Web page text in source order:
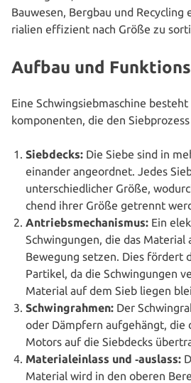
Bauwesen, Bergbau und
ria­li­en effizient nach Größe zu
Aufbau und
Eine Schwing­sieb­ma­schi­ne
kom­po­nen­ten, die den
Siebdecks: Die Siebe sind in
ein­an­der ange­ord­net. Jedes
unter­schied­li­cher Größe,
chend ihrer Größe getrennt
Antriebs­me­cha­nis­mus: Ein
Schwin­gun­gen, die das Material
Bewegung setzen. Dies fördert
Partikel, da die Schwin­gun­gen
Material auf dem Sieb liegen
Schwing­rah­men: Der
oder Dämpfern auf­ge­hängt, die
Motors auf die Siebdecks
Mate­ri­al­ein­lass und ‑auslass:
Material wird in den oberen